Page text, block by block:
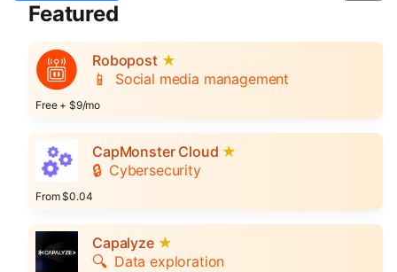
Featured
Robopost ★
📱 Social media management
Free + $9/mo
CapMonster Cloud ★
🔒 Cybersecurity
From $0.04
Capalyze ★
🔍 Data exploration